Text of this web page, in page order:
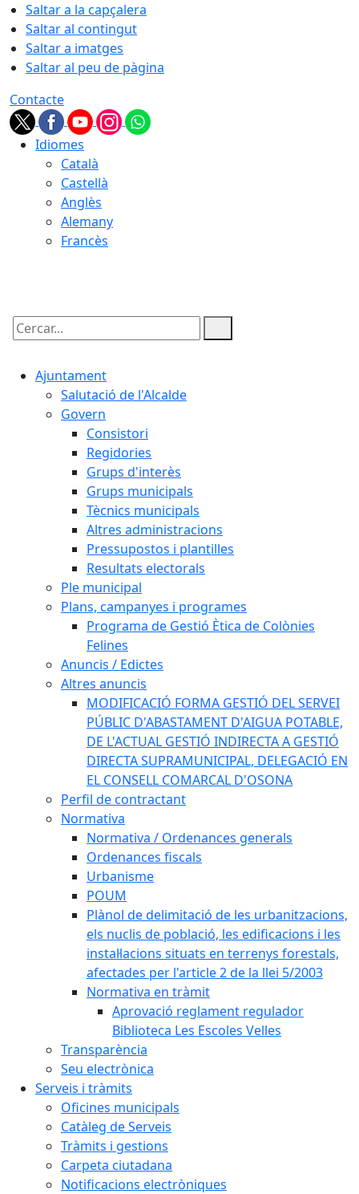
Saltar a la capçalera
Saltar al contingut
Saltar a imatges
Saltar al peu de pàgina
Contacte
Idiomes
Català
Castellà
Anglès
Alemany
Francès
Cercar:
Ajuntament
Salutació de l'Alcalde
Govern
Consistori
Regidories
Grups d'interès
Grups municipals
Tècnics municipals
Altres administracions
Pressupostos i plantilles
Resultats electorals
Ple municipal
Plans, campanyes i programes
Programa de Gestió Ètica de Colònies
Felines
Anuncis / Edictes
Altres anuncis
MODIFICACIÓ FORMA GESTIÓ DEL SERVEI
PÚBLIC D'ABASTAMENT D'AIGUA POTABLE,
DE L'ACTUAL GESTIÓ INDIRECTA A GESTIÓ
DIRECTA SUPRAMUNICIPAL, DELEGACIÓ EN
EL CONSELL COMARCAL D'OSONA
Perfil de contractant
Normativa
Normativa / Ordenances generals
Ordenances fiscals
Urbanisme
POUM
Plànol de delimitació de les urbanitzacions,
els nuclis de població, les edificacions i les
instal·lacions situats en terrenys forestals,
afectades per l'article 2 de la llei 5/2003
Normativa en tràmit
Aprovació reglament regulador
Biblioteca Les Escoles Velles
Transparència
Seu electrònica
Serveis i tràmits
Oficines municipals
Catàleg de Serveis
Tràmits i gestions
Carpeta ciutadana
Notificacions electròniques